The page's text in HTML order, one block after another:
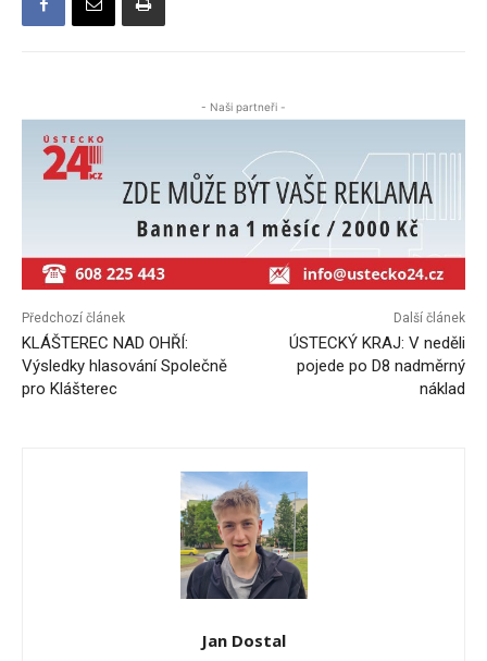
- Naši partneři -
Předchozí článek
KLÁŠTEREC NAD OHŘÍ:
Výsledky hlasování Společně
pro Klášterec
Další článek
ÚSTECKÝ KRAJ: V neděli
pojede po D8 nadměrný
náklad
Jan Dostal